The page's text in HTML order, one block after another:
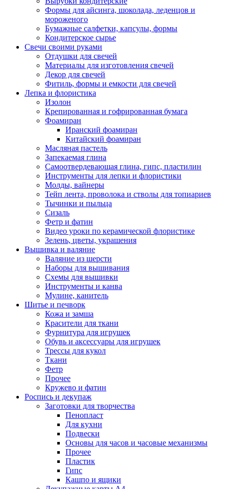
Формы для айсинга, шоколада, леденцов и
мороженого
Бумажные салфетки, капсулы, формы
Кондитерское сырье
Свечи своими руками
Отдушки для свечей
Материалы для изготовления свечей
Декор для свечей
Фитиль, формы и емкости для свечей
Лепка и флористика
Изолон
Крепированная и гофрированная бумага
Фоамиран
Иранский фоамиран
Китайский фоамиран
Масляная пастель
Запекаемая глина
Самоотвердевающая глина, гипс, пластилин
Инструменты для лепки и флористики
Молды, вайнеры
Тейп лента, проволока и стволы для топиариев
Тычинки и пыльца
Сизаль
Фетр и фатин
Видео уроки по керамической флористике
Зелень, цветы, украшения
Вышивка и валяние
Валяние из шерсти
Наборы для вышивания
Схемы для вышивки
Инструменты и канва
Мулине, канитель
Шитье и печворк
Кожа и замша
Красители для ткани
Фурнитура для игрушек
Обувь и аксессуары для игрушек
Трессы для кукол
Ткани
Фетр
Прочее
Кружево и фатин
Роспись и декупаж
Заготовки для творчества
Пенопласт
Для кухни
Подвески
Основы для часов и часовые механизмы
Прочее
Пластик
Гипс
Кашпо и ящики